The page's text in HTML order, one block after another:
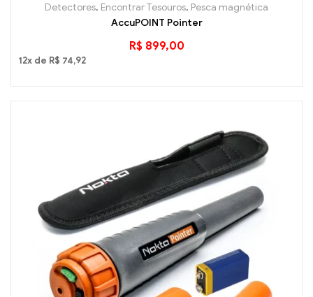
Detectores, Encontrar Tesouros, Pesca magnética
AccuPOINT Pointer
R$ 899,00
12x de R$ 74,92